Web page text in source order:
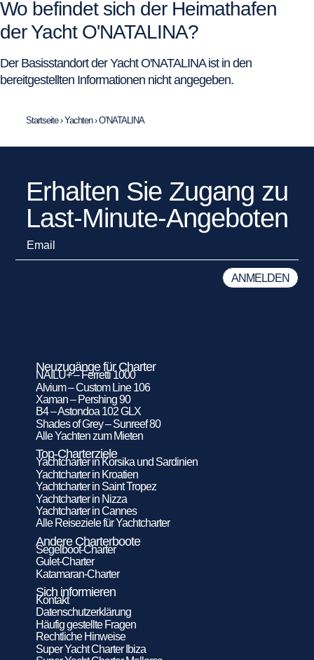
Wo befindet sich der Heimathafen
der Yacht O'NATALINA?
Der Basisstandort der Yacht O'NATALINA ist in den
bereitgestellten Informationen nicht angegeben.
Startseite›Yachten›O’NATALINA
Erhalten Sie Zugang zu
Last-Minute-Angeboten
Neuzugänge für Charter
NAILU+ – Ferretti 1000
Alvium – Custom Line 106
Xaman – Pershing 90
B4 – Astondoa 102 GLX
Shades of Grey – Sunreef 80
Alle Yachten zum Mieten
Top-Charterziele
Yachtcharter in Korsika und Sardinien
Yachtcharter in Kroatien
Yachtcharter in Saint Tropez
Yachtcharter in Nizza
Yachtcharter in Cannes
Alle Reiseziele für Yachtcharter
Andere Charterboote
Segelboot-Charter
Gulet-Charter
Katamaran-Charter
Sich informieren
Kontakt
Datenschutzerklärung
Häufig gestellte Fragen
Rechtliche Hinweise
Super Yacht Charter Ibiza